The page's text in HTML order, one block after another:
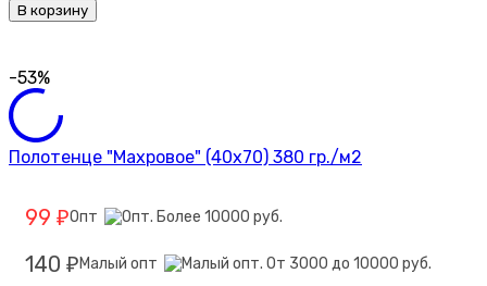
В корзину
-53%
Полотенце "Махровое" (40х70) 380 гр./м2
99 ₽Опт
140 ₽ Малый опт